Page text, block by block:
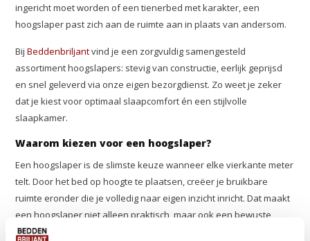
ingericht moet worden of een tienerbed met karakter, een
hoogslaper past zich aan de ruimte aan in plaats van andersom.
BijBeddenbriljantvind je een zorgvuldig samengesteld
assortiment hoogslapers: stevig van constructie, eerlijk geprijsd
en snel geleverd via onze eigen bezorgdienst. Zo weet je zeker
dat je kiest voor optimaal slaapcomfort én een stijlvolle
slaapkamer.
Waarom kiezen voor een hoogslaper?
Een hoogslaper is de slimste keuze wanneer elke vierkante meter
telt. Door het bed op hoogte te plaatsen, creëer je bruikbare
ruimte eronder die je volledig naar eigen inzicht inricht. Dat maakt
een hoogslaper niet alleen praktisch, maar ook een bewuste
keuze voor wie slim wil inrichten zonder in te leveren op comfort.